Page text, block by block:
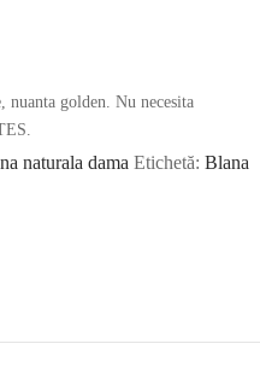
nuanta golden. Nu necesita
naturala dama Etichetă: Blana